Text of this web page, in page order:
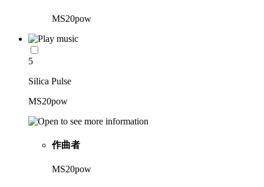
MS20pow
5
Silica Pulse
MS20pow
作曲者
MS20pow